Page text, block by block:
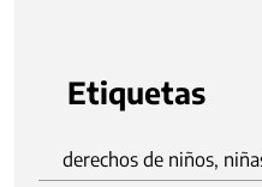
Etiquetas